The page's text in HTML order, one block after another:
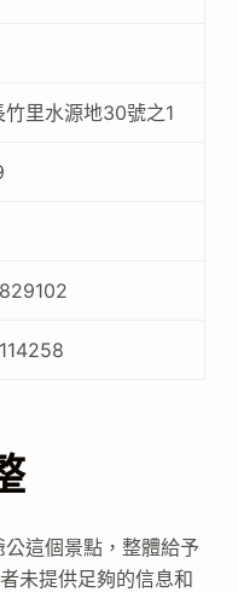
里水源地30號之1
這個景點，整體給予
未提供足夠的信息和